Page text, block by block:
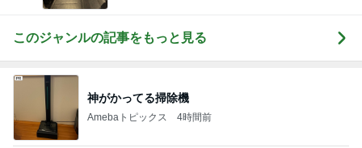
このジャンルの記事をもっと見る
神がかってる掃除機
Amebaトピックス 4時間前